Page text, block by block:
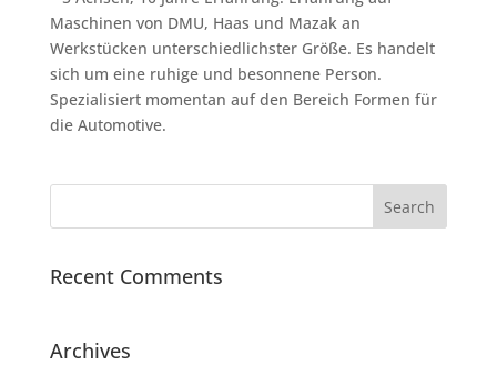
Maschinen von DMU, Haas und Mazak an
Werkstücken unterschiedlichster Größe. Es handelt
sich um eine ruhige und besonnene Person.
Spezialisiert momentan auf den Bereich Formen für
die Automotive.
Recent Comments
Archives